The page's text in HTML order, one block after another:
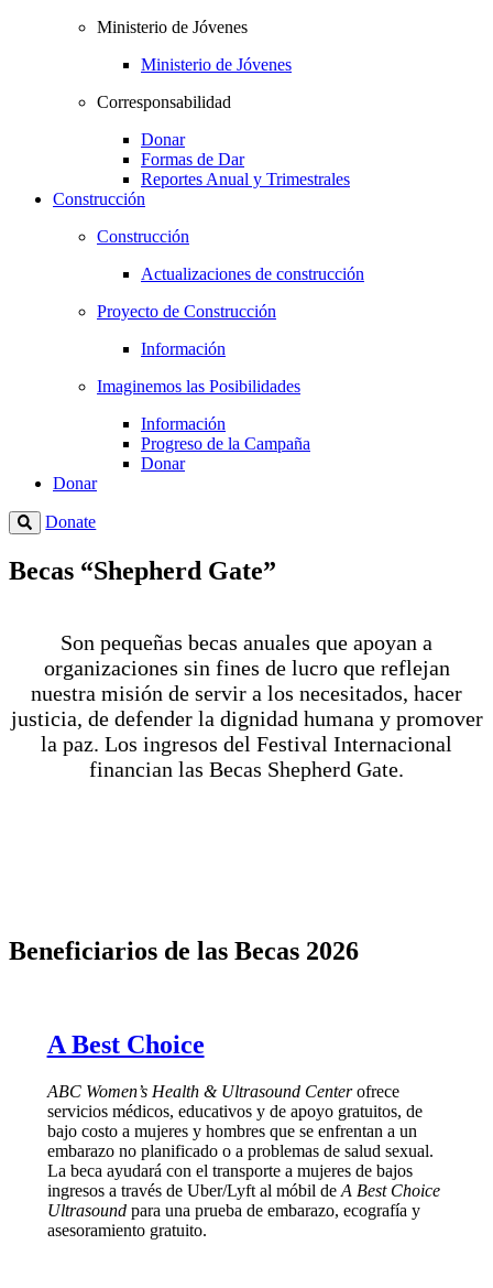
Ministerio de Jóvenes
Ministerio de Jóvenes
Corresponsabilidad
Donar
Formas de Dar
Reportes Anual y Trimestrales
Construcción
Construcción
Actualizaciones de construcción
Proyecto de Construcción
Información
Imaginemos las Posibilidades
Información
Progreso de la Campaña
Donar
Donar
Donate
Becas “Shepherd Gate”
Son pequeñas becas anuales que apoyan a
organizaciones sin fines de lucro que reflejan
nuestra misión de servir a los necesitados, hacer
justicia, de defender la dignidad humana y promover
la paz. Los ingresos del Festival Internacional
financian las Becas Shepherd Gate.
Beneficiarios de las Becas 2026
A Best Choice
ABC Women’s Health & Ultrasound Centerofrece
servicios médicos, educativos y de apoyo gratuitos, de
bajo costo a mujeres y hombres que se enfrentan a un
embarazo no planificado o a problemas de salud sexual.
La beca ayudará con el transporte a mujeres de bajos
ingresos a través de Uber/Lyft al móbil de A Best Choice
Ultrasoundpara una prueba de embarazo, ecografía y
asesoramiento gratuito.